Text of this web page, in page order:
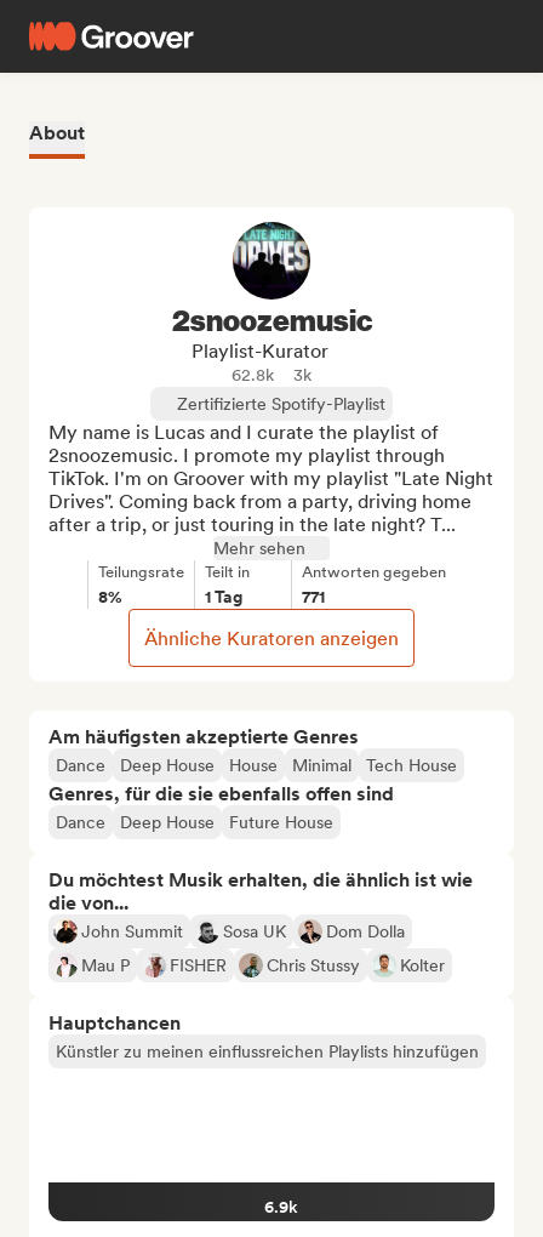
About
Am häufigsten akzeptierte Genres
Dance Deep House House Minimal Tech House
Genres, für die sie ebenfalls offen sind
Dance Deep House Future House
Du möchtest Musik erhalten, die ähnlich ist wie
die von...
John Summit Sosa UK
Dom Dolla
Mau P
FISHER Chris Stussy Kolter
Hauptchancen
Künstler zu meinen einflussreichen Playlists hinzufügen
6.9k
2snoozemusic
Playlist-Kurator
62.8k
3k
Zertifizierte Spotify-Playlist
My name is Lucas and I curate the playlist of
2snoozemusic. I promote my playlist through
TikTok. I'm on Groover with my playlist "Late Night
Drives". Coming back from a party, driving home
after a trip, or just touring in the late night? T...
Mehr sehen
Teilungsrate
8%
Teilt in
1 Tag
Antworten gegeben
771
Ähnliche Kuratoren anzeigen